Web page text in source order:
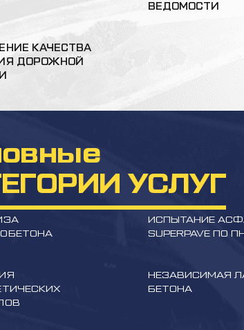
ВЕДОМОСТИ
КАЧЕСТВА
ДОРОЖНОЙ
УСЛУГ
ИСПЫТАНИЕ
SUPERPAVE ПО
НЕЗАВИСИМАЯ
БЕТОНА